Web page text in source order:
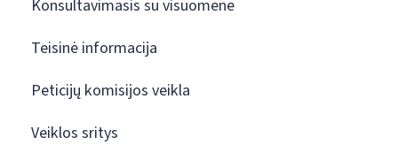
Konsultavimasis su visuomene
Teisinė informacija
Peticijų komisijos veikla
Veiklos sritys